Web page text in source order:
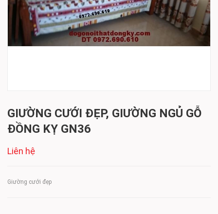
GIƯỜNG CƯỚI ĐẸP, GIƯỜNG NGỦ GỖ
ĐỒNG KỴ GN36
Liên hệ
Giường cưới đẹp